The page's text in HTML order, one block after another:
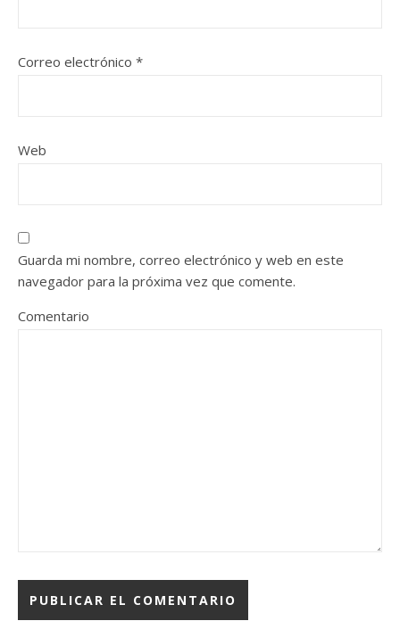
Correo electrónico *
Web
Guarda mi nombre, correo electrónico y web en este
navegador para la próxima vez que comente.
Comentario